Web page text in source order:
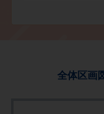
全体区画